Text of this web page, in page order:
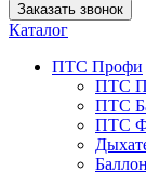
Заказать звонок
Каталог
ПТС Профи
ПТС
ПТС
ПТС